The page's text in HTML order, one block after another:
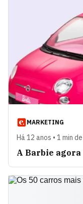
MARKETING
Há 12 anos • 1 min
A Barbie agora